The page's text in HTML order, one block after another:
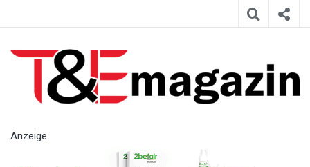
Anzeige